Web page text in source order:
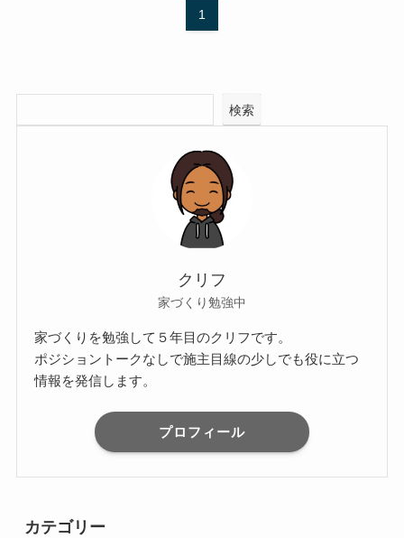
1
検索
クリフ
家づくり勉強中
家づくりを勉強して５年目のクリフです。
ポジショントークなしで施主目線の少しでも役に立つ
情報を発信します。
プロフィール
カテゴリー